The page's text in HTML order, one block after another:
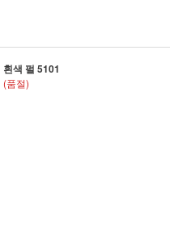
흰색 펄 5101
(품절)